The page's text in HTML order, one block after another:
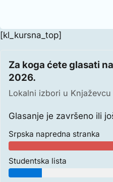
[kl_kursna_top]
Za koga ćete glasati
2026.
Lokalni izbori u Knjaževcu
Glasanje je završeno ili
Srpska napredna stranka
Studentska lista